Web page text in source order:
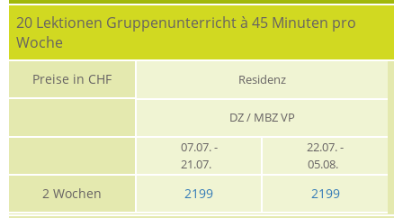
20 Lektionen Gruppenunterricht à 45 Minuten pro
Woche
Preise in CHF Residenz
DZ / MBZ VP
07.07. -
21.07.
22.07. -
05.08.
2 Wochen 2199 2199